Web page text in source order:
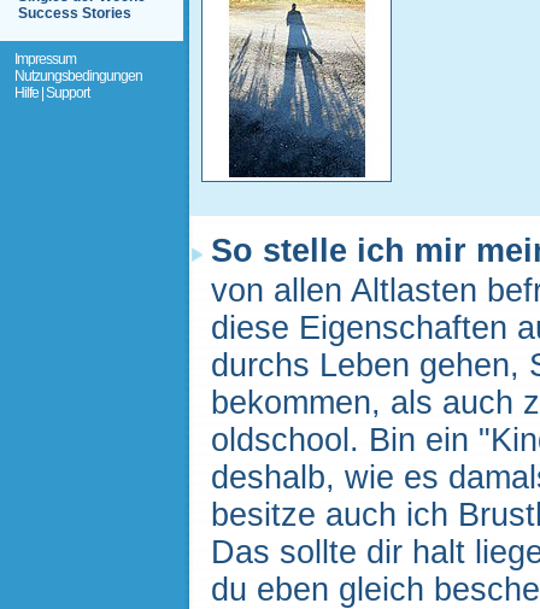
Success Stories
Impressum
Nutzungsbedingungen
Hilfe | Support
So stelle ich mir
von allen Altlasten
diese Eigenschaften
durchs Leben gehen,
bekommen, als auch
oldschool. Bin ein
deshalb, wie es
besitze auch ich
Das sollte dir halt
du eben gleich